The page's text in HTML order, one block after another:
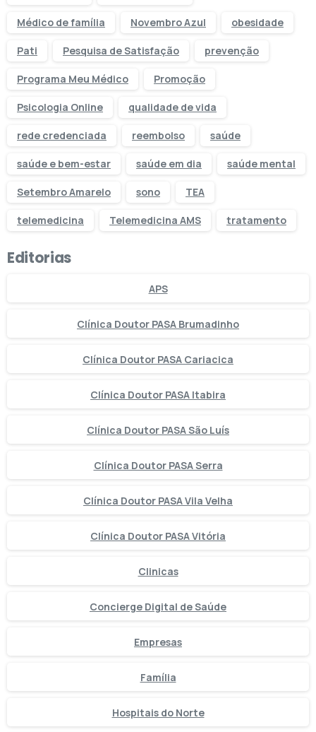
Médico de família Novembro Azul obesidade
Pati Pesquisa de Satisfação prevenção
Programa Meu Médico Promoção
Psicologia Online qualidade de vida
rede credenciada reembolso saúde
saúde e bem-estar saúde em dia saúde mental
Setembro Amarelo sono TEA
telemedicina Telemedicina AMS tratamento
Editorias
APS
Clínica Doutor PASA Brumadinho
Clínica Doutor PASA Cariacica
Clínica Doutor PASA Itabira
Clínica Doutor PASA São Luís
Clínica Doutor PASA Serra
Clínica Doutor PASA Vila Velha
Clínica Doutor PASA Vitória
Clinicas
Concierge Digital de Saúde
Empresas
Família
Hospitais do Norte